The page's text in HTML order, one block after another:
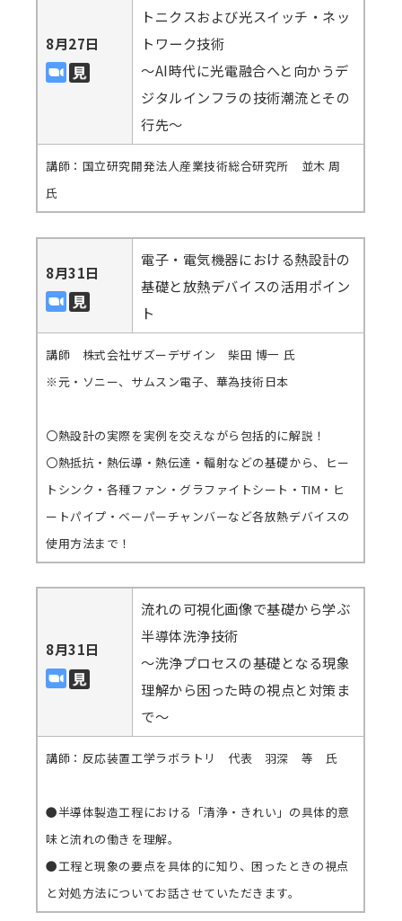
8月27日
トニクスおよび光スイッチ・ネッ
トワーク技術
～AI時代に光電融合へと向かうデ
ジタルインフラの技術潮流とその
行先～
講師：国立研究開発法人産業技術総合研究所 並木 周
氏
8月31日
電子・電気機器における熱設計の
基礎と放熱デバイスの活用ポイン
ト
講師 株式会社ザズーデザイン 柴田 博一 氏
※元・ソニー、サムスン電子、華為技術日本
〇熱設計の実際を実例を交えながら包括的に解説！
〇熱抵抗・熱伝導・熱伝達・輻射などの基礎から、ヒー
トシンク・各種ファン・グラファイトシート・TIM・ヒ
ートパイプ・ベーパーチャンバーなど各放熱デバイスの
使用方法まで！
8月31日
流れの可視化画像で基礎から学ぶ
半導体洗浄技術
～洗浄プロセスの基礎となる現象
理解から困った時の視点と対策ま
で～
講師：反応装置工学ラボラトリ 代表 羽深 等 氏
●半導体製造工程における「清浄・きれい」の具体的意
味と流れの働きを理解。
●工程と現象の要点を具体的に知り、困ったときの視点
と対処方法についてお話させていただきます。